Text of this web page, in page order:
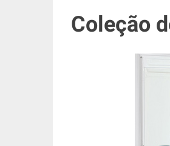
Coleção